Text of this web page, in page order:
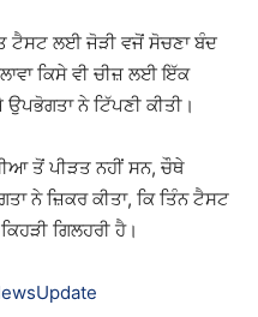
ਟੈਸਟ ਲਈ ਜੋੜੀ ਵਜੋਂ ਸੋਚਣਾ ਬੰਦ
ਕਿਸੇ ਵੀ ਚੀਜ਼ ਲਈ ਇੱਕ
ਨੇ ਟਿੱਪਣੀ ਕੀਤੀ।
ਤੋਂ ਪੀੜਤ ਨਹੀਂ ਸਨ, ਚੌਥੇ
ਨੇ ਜ਼ਿਕਰ ਕੀਤਾ, ਕਿ ਤਿੰਨ ਟੈਸਟ
ਗਿਲਹਰੀ ਹੈ।